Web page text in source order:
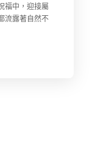
福中，迎接屬
流露著自然不